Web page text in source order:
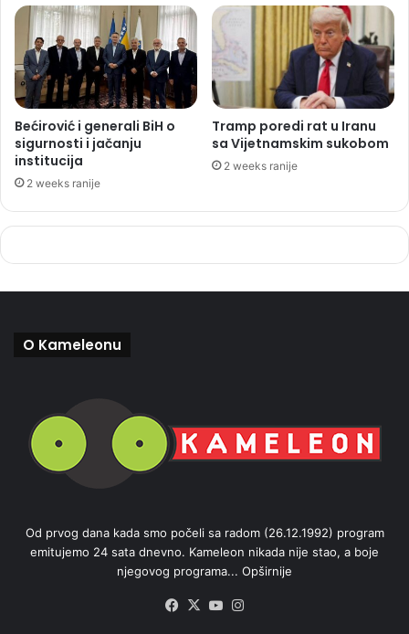
Bećirović i generali BiH o
sigurnosti i jačanju
institucija
2 weeks ranije
Tramp poredi rat u Iranu
sa Vijetnamskim sukobom
2 weeks ranije
O Kameleonu
Od prvog dana kada smo počeli sa radom (26.12.1992) program
emitujemo 24 sata dnevno. Kameleon nikada nije stao, a boje
njegovog programa... Opširnije
Facebook
X YouTube